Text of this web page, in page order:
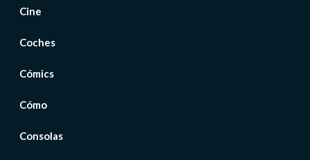
Cine
Coches
Cómics
Cómo
Consolas